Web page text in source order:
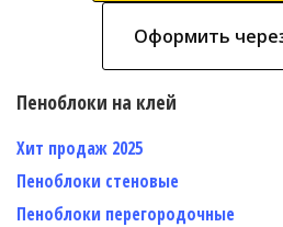
Оформить
Пеноблоки на клей
Хит продаж 2025
Пеноблоки стеновые
Пеноблоки перегородочные